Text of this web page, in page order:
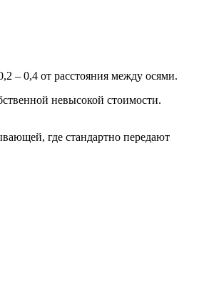
– 0,4 от расстояния между осями.
невысокой стоимости.
где стандартно передают